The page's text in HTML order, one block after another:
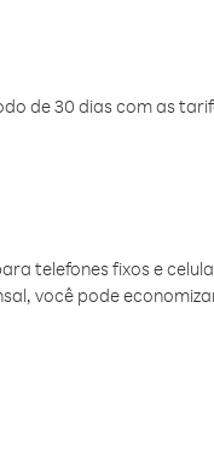
de 30 dias com as
telefones fixos e
você pode